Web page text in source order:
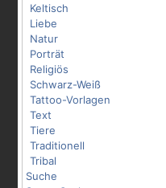
Keltisch
Liebe
Natur
Porträt
Religiös
Schwarz-Weiß
Tattoo-Vorlagen
Text
Tiere
Traditionell
Tribal
Suche